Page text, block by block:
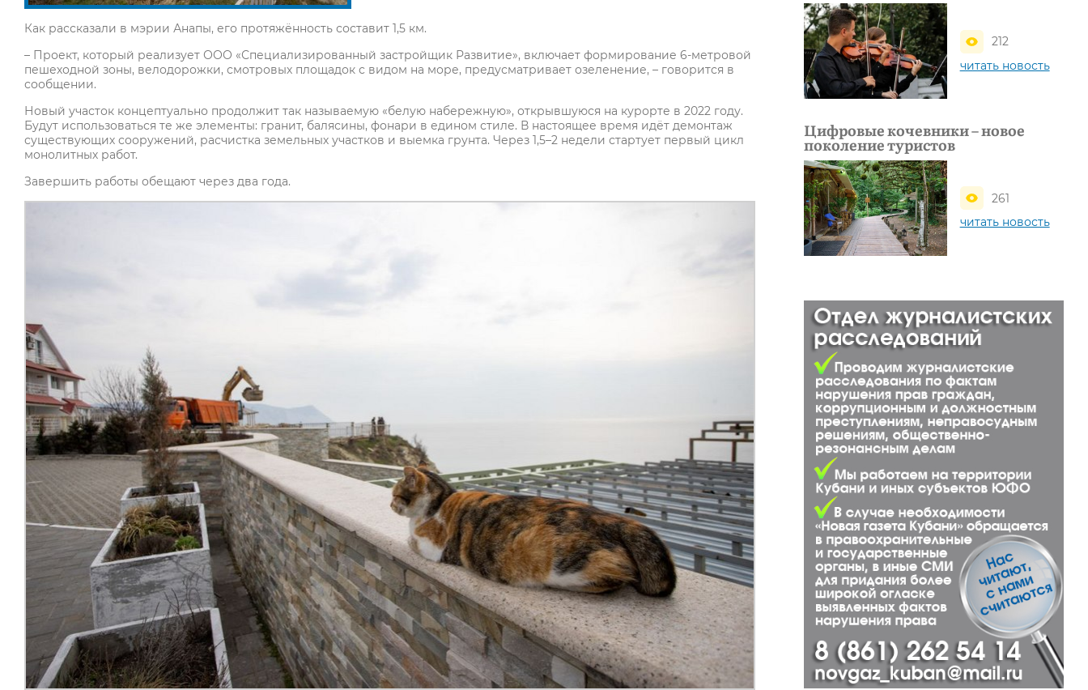
Как рассказали в мэрии Анапы, его протяжённость составит 1,5 км.
– Проект, который реализует ООО «Специализированный застройщик Развитие», включает формирование 6-метровой
пешеходной зоны, велодорожки, смотровых площадок с видом на море, предусматривает озеленение, – говорится в
сообщении.
Новый участок концептуально продолжит так называемую «белую набережную», открывшуюся на курорте в 2022 году.
Будут использоваться те же элементы: гранит, балясины, фонари в едином стиле. В настоящее время идёт демонтаж
существующих сооружений, расчистка земельных участков и выемка грунта. Через 1,5–2 недели стартует первый цикл
монолитных работ.
Завершить работы обещают через два года.
212
читать новость
Цифровые кочевники – новое
поколение туристов
261
читать новость